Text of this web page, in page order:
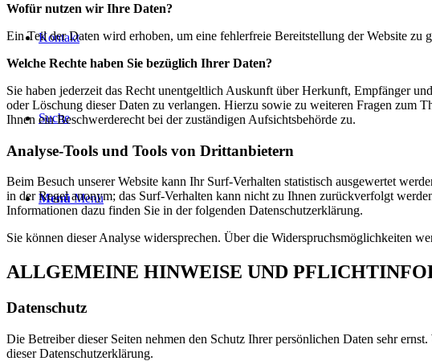
Kontakt
Suche
Menü Menü
Wofür nutzen wir Ihre Daten?
Ein Teil der Daten wird erhoben, um eine fehlerfreie Bereitstellung der Website
Welche Rechte haben Sie bezüglich Ihrer Daten?
Sie haben jederzeit das Recht unentgeltlich Auskunft über Herkunft, Empfänger
oder Löschung dieser Daten zu verlangen. Hierzu sowie zu weiteren Fragen zum
Ihnen ein Beschwerderecht bei der zuständigen Aufsichtsbehörde zu.
Analyse-Tools und Tools von Drittanbietern
Beim Besuch unserer Website kann Ihr Surf-Verhalten statistisch ausgewertet
in der Regel anonym; das Surf-Verhalten kann nicht zu Ihnen zurückverfolgt
Informationen dazu finden Sie in der folgenden Datenschutzerklärung.
Sie können dieser Analyse widersprechen. Über die Widerspruchsmöglichkeiten
ALLGEMEINE HINWEISE UND
Datenschutz
Die Betreiber dieser Seiten nehmen den Schutz Ihrer persönlichen Daten sehr
dieser Datenschutzerklärung.